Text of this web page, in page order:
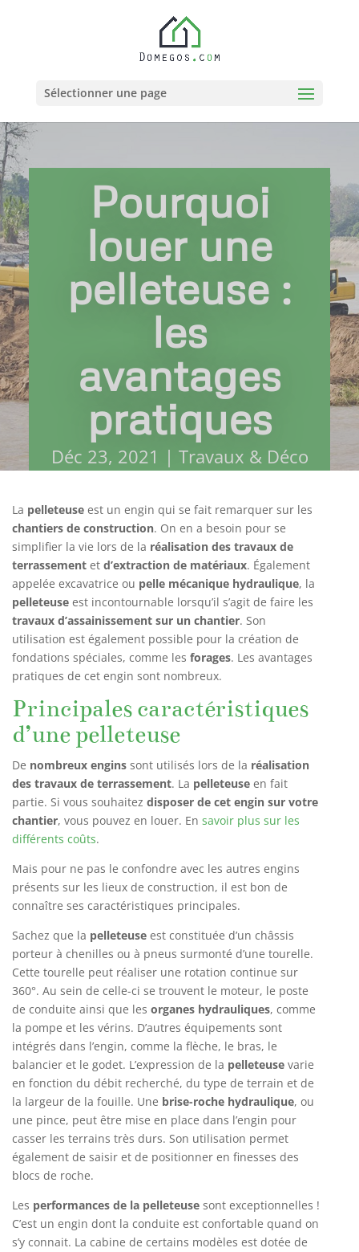
Sélectionner une page
Pourquoi
louer une
pelleteuse :
les
avantages
pratiques
Déc 23, 2021 | Travaux & Déco
La pelleteuse est un engin qui se fait remarquer sur les
chantiers de construction. On en a besoin pour se
simplifier la vie lors de la réalisation des travaux de
terrassement et d’extraction de matériaux. Également
appelée excavatrice ou pelle mécanique hydraulique, la
pelleteuse est incontournable lorsqu’il s’agit de faire les
travaux d’assainissement sur un chantier. Son
utilisation est également possible pour la création de
fondations spéciales, comme les forages. Les avantages
pratiques de cet engin sont nombreux.
Principales caractéristiques
d’une pelleteuse
De nombreux engins sont utilisés lors de la réalisation
des travaux de terrassement. La pelleteuse en fait
partie. Si vous souhaitez disposer de cet engin sur votre
chantier, vous pouvez en louer. En savoir plus sur les
différents coûts.
Mais pour ne pas le confondre avec les autres engins
présents sur les lieux de construction, il est bon de
connaître ses caractéristiques principales.
Sachez que la pelleteuse est constituée d’un châssis
porteur à chenilles ou à pneus surmonté d’une tourelle.
Cette tourelle peut réaliser une rotation continue sur
360°. Au sein de celle-ci se trouvent le moteur, le poste
de conduite ainsi que les organes hydrauliques, comme
la pompe et les vérins. D’autres équipements sont
intégrés dans l’engin, comme la flèche, le bras, le
balancier et le godet. L’expression de la pelleteuse varie
en fonction du débit recherché, du type de terrain et de
la largeur de la fouille. Une brise-roche hydraulique, ou
une pince, peut être mise en place dans l’engin pour
casser les terrains très durs. Son utilisation permet
également de saisir et de positionner en finesses des
blocs de roche.
Les performances de la pelleteuse sont exceptionnelles !
C’est un engin dont la conduite est confortable quand on
s’y connait. La cabine de certains modèles est dotée de